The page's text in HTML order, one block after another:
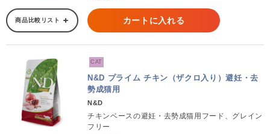
商品比較リスト カートに入れる
CAT
N&D プライム チキン（ザクロ入り）避妊・去
勢成猫用
N&D
チキンベースの避妊・去勢成猫用フード、グレイン
フリー